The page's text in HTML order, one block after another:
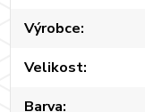
Výrobce
Velikost
Barva